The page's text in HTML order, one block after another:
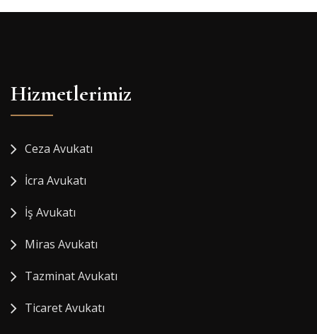
Hizmetlerimiz
Ceza Avukatı
İcra Avukatı
İş Avukatı
Miras Avukatı
Tazminat Avukatı
Ticaret Avukatı